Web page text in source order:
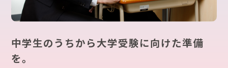
中学生のうちから大学受験に向けた準備
を。